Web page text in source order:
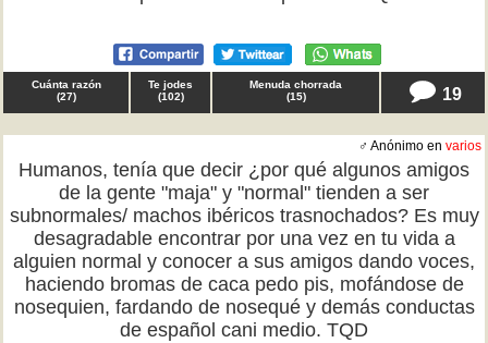
Cuánta razón
(27)
Te jodes
(102)
Menuda chorrada
(15) 19
♂ Anónimo en varios
Humanos, tenía que decir ¿por qué algunos amigos
de la gente "maja" y "normal" tienden a ser
subnormales/ machos ibéricos trasnochados? Es muy
desagradable encontrar por una vez en tu vida a
alguien normal y conocer a sus amigos dando voces,
haciendo bromas de caca pedo pis, mofándose de
nosequien, fardando de nosequé y demás conductas
de español cani medio. TQD